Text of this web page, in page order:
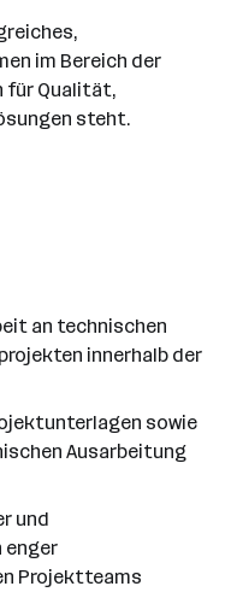
im Bereich der
für Qualität,
steht.
an technischen
innerhalb der
sowie
Ausarbeitung
und
enger
Projektteams